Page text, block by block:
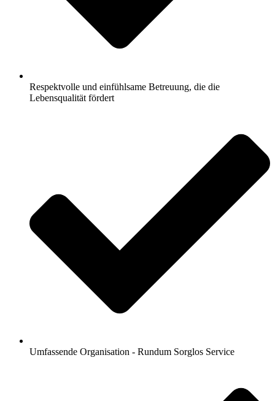
Respektvolle und einfühlsame Betreuung, die die
Lebensqualität fördert
Umfassende Organisation - Rundum Sorglos Service